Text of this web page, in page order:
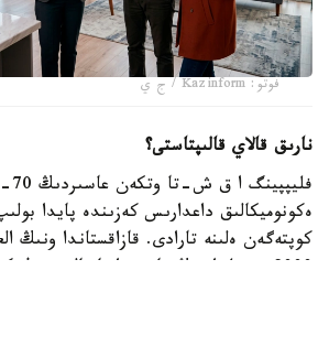
فوتو: Kazinform / ج ي
نارىق قالاي قالىپتاستى؟
ەكونوميكالىق داعدارىس كەزىندە پايدا
كوپتەگەن ەلىنە تارادى. قازاقستاندا ونىڭ